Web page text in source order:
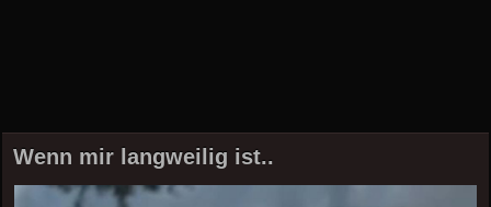
Wenn mir langweilig ist..